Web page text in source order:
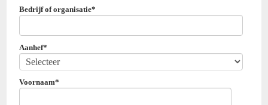
Bedrijf of organisatie*
Aanhef*
Voornaam*